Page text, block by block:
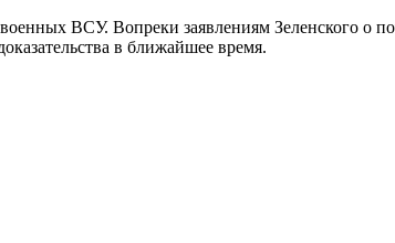
ВСУ. Вопреки заявлениям Зеленского о
в ближайшее время.